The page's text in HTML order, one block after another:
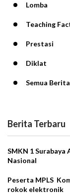
Lomba
Teaching
Prestasi
Diklat
Semua Berita
Berita Terbaru
SMKN 1 Surabaya
Nasional
Peserta MPLS
rokok elektronik